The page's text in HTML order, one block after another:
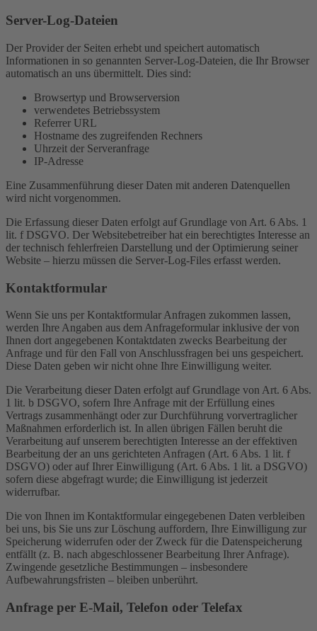
Server-Log-Dateien
Der Provider der Seiten erhebt und speichert automatisch
Informationen in so genannten Server-Log-Dateien, die Ihr Browser
automatisch an uns übermittelt. Dies sind:
Browsertyp und Browserversion
verwendetes Betriebssystem
Referrer URL
Hostname des zugreifenden Rechners
Uhrzeit der Serveranfrage
IP-Adresse
Eine Zusammenführung dieser Daten mit anderen Datenquellen
wird nicht vorgenommen.
Die Erfassung dieser Daten erfolgt auf Grundlage von Art. 6 Abs. 1
lit. f DSGVO. Der Websitebetreiber hat ein berechtigtes Interesse an
der technisch fehlerfreien Darstellung und der Optimierung seiner
Website – hierzu müssen die Server-Log-Files erfasst werden.
Kontaktformular
Wenn Sie uns per Kontaktformular Anfragen zukommen lassen,
werden Ihre Angaben aus dem Anfrageformular inklusive der von
Ihnen dort angegebenen Kontaktdaten zwecks Bearbeitung der
Anfrage und für den Fall von Anschlussfragen bei uns gespeichert.
Diese Daten geben wir nicht ohne Ihre Einwilligung weiter.
Die Verarbeitung dieser Daten erfolgt auf Grundlage von Art. 6 Abs.
1 lit. b DSGVO, sofern Ihre Anfrage mit der Erfüllung eines
Vertrags zusammenhängt oder zur Durchführung vorvertraglicher
Maßnahmen erforderlich ist. In allen übrigen Fällen beruht die
Verarbeitung auf unserem berechtigten Interesse an der effektiven
Bearbeitung der an uns gerichteten Anfragen (Art. 6 Abs. 1 lit. f
DSGVO) oder auf Ihrer Einwilligung (Art. 6 Abs. 1 lit. a DSGVO)
sofern diese abgefragt wurde; die Einwilligung ist jederzeit
widerrufbar.
Die von Ihnen im Kontaktformular eingegebenen Daten verbleiben
bei uns, bis Sie uns zur Löschung auffordern, Ihre Einwilligung zur
Speicherung widerrufen oder der Zweck für die Datenspeicherung
entfällt (z. B. nach abgeschlossener Bearbeitung Ihrer Anfrage).
Zwingende gesetzliche Bestimmungen – insbesondere
Aufbewahrungsfristen – bleiben unberührt.
Anfrage per E-Mail, Telefon oder Telefax